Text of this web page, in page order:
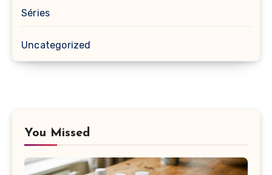
Séries
Uncategorized
You Missed